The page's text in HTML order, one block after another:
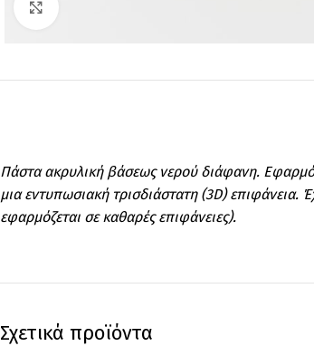
Πάστα ακρυλική βάσεως νερού διάφανη.
μια εντυπωσιακή τρισδιάστατη (3D) επιφάνεια.
εφαρμόζεται σε καθαρές επιφάνειες).
Σχετικά προϊόντα